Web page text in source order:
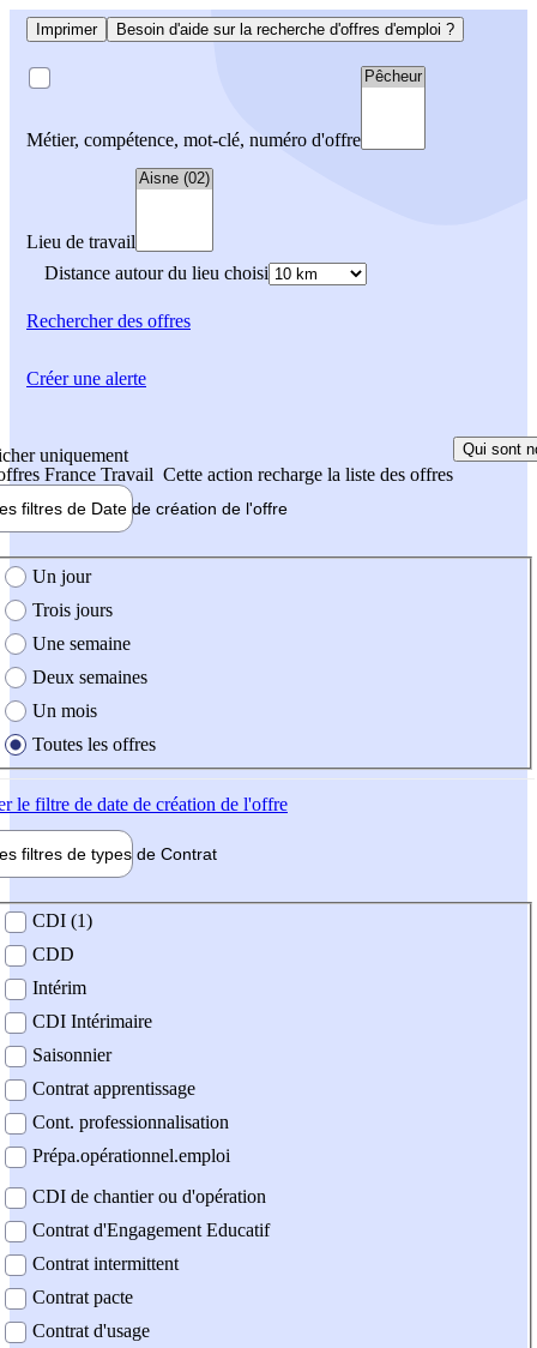
Imprimer Besoin d'aide sur la recherche d'offres d'emploi ?
Métier, compétence, mot-clé, numéro d'offre
Lieu de travail
Distance autour du lieu choisi
Rechercherdes offres
uniquement
France Travail Cette action recharge la liste des offres
Qui sont
filtres de Date de création de l'offre
création de l'offre
Un jour
Trois jours
Une semaine
Deux semaines
Un mois
Toutes les offres
le filtre de date de création de l'offre
filtres de types de Contrat
contrat
CDI (1)
CDD
Intérim
CDI Intérimaire
Saisonnier
Contrat apprentissage
Cont. professionnalisation
Prépa.opérationnel.emploi
CDI de chantier ou d'opération
Contrat d'Engagement Educatif
Contrat intermittent
Contrat pacte
Contrat d'usage
Créer une alerte